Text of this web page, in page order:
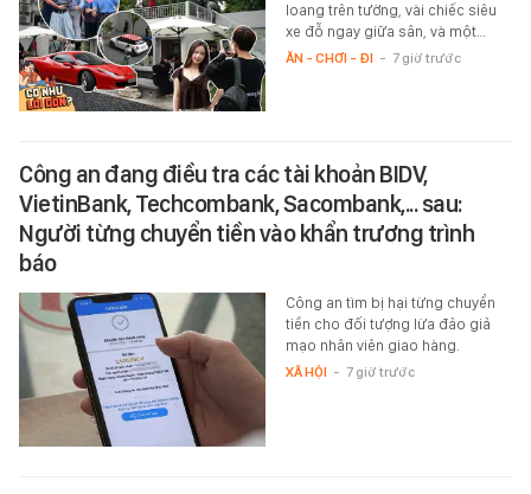
loang trên tường, vài chiếc siêu
xe đỗ ngay giữa sân, và một…
ĂN - CHƠI - ĐI - 7 giờ trước
Công an đang điều tra các tài khoản BIDV,
VietinBank, Techcombank, Sacombank,... sau:
Người từng chuyển tiền vào khẩn trương trình
báo
Công an tìm bị hại từng chuyển
tiền cho đối tượng lừa đảo giả
mạo nhân viên giao hàng.
XÃ HỘI - 7 giờ trước